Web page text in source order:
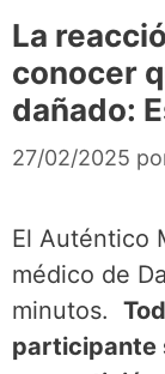
La
conocer
dañado:
27/02/2025
El Auténtico
médico de
minutos.
participante